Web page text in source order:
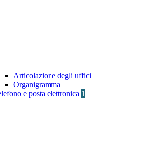
Articolazione degli uffici
Organigramma
e posta elettronica 1